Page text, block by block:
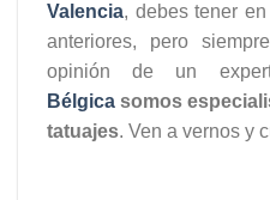
Valencia, debes tener
anteriores, pero
opinión de un
Bélgica somos
tatuajes. Ven a vernos y